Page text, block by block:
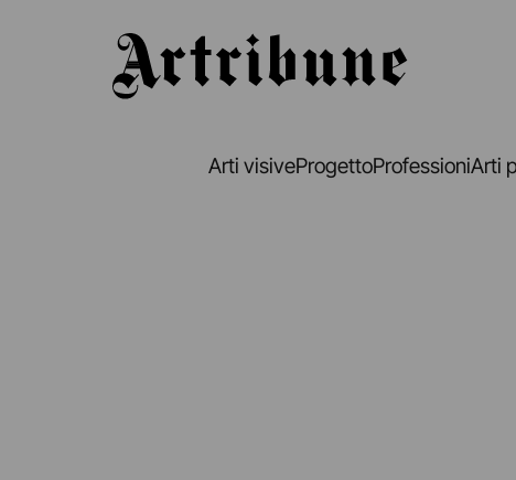
Arti visiveProgettoProfessioniArti